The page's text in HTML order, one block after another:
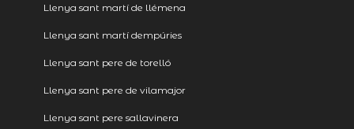
Llenya sant martí de llémena
Llenya sant martí dempúries
Llenya sant pere de torelló
Llenya sant pere de vilamajor
Llenya sant pere sallavinera